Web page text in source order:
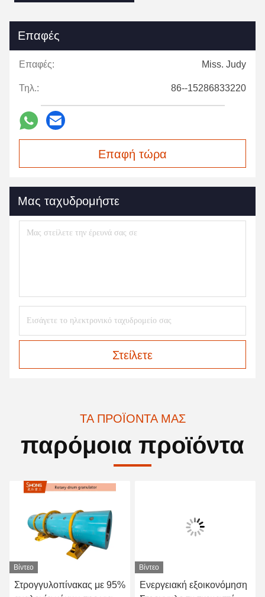
Επαφές
Επαφές: Miss. Judy
Τηλ.: 86--15286833220
Επαφή τώρα
Μας ταχυδρομήστε
Στείλετε
ΤΑ ΠΡΟΪΌΝΤΑ ΜΑΣ
παρόμοια προϊόντα
Βίντεο
Στρογγυλοπίνακας με 95%
Βίντεο
Ενεργειακή εξοικονόμηση